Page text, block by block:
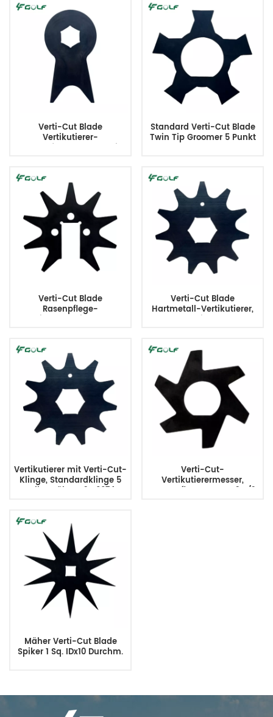
Verti-Cut Blade
Vertikutierer-
Rasenpflegermesser mit
Standard Verti-Cut Blade
Twin Tip Groomer 5 Punkt
Verti-Cut Blade
Rasenpflege-
Vertikalschneidmesser
Verti-Cut Blade
Hartmetall-Vertikutierer,
Standardklinge 5 Zoll 11
Vertikutierer mit Verti-Cut-
Klinge, Standardklinge 5
Zoll, 11 Zähne 121-6674
Verti-Cut-
Vertikutierermesser,
Rasenpflegemesser, 2-1/2
Mäher Verti-Cut Blade
Spiker 1 Sq. IDx10 Durchm.